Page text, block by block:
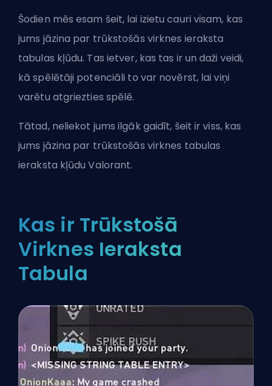
Šodien mēs esam šeit, lai izietu cauri visam, kas
jums jāzina par trūkstošās virknes ieraksta
tabulas kļūdu. Tas ietver, kas tas ir un daži veidi,
kā spēlētāji potenciāli to var novērst, lai viņi
varētu atgriezties spēlē.
Tātad, neliekot jums ilgāk gaidīt, šeit ir viss, kas
jums jāzina par trūkstošās virknes tabulas
ieraksta kļūdu Valorant.
Kas ir Trūkstošā
Virknes Ieraksta
Tabula